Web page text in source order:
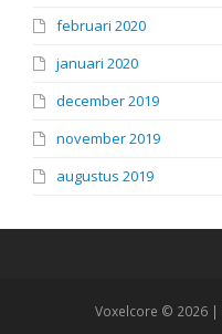
februari 2020
januari 2020
december 2019
november 2019
augustus 2019
Voxelcore © 2026 |